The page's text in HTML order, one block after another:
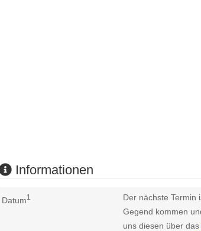
Informationen
Datum1
Der nächste Termin
Gegend kommen
uns diesen über das